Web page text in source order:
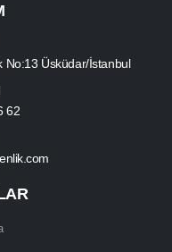
No:13 Üsküdar/İstanbul
62